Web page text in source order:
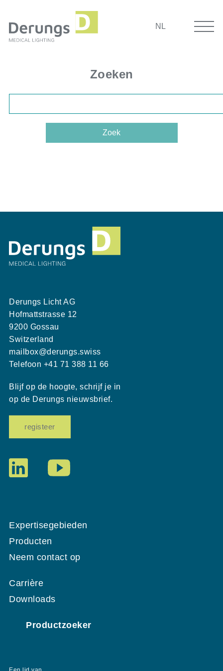
NL
Zoeken
Zoek
Derungs Licht AG
Hofmattstrasse 12
9200 Gossau
Switzerland
mailbox@derungs.swiss
Telefoon +41 71 388 11 66
Expertisegebieden
Producten
Neem contact op
Carrière
Downloads
Productzoeker
Blijf op de hoogte, schrijf je in
op de Derungs nieuwsbrief.
registeer